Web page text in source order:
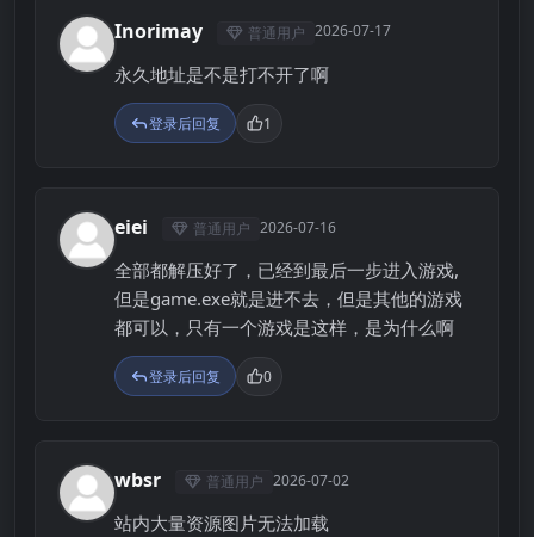
I Inorimay 普通用户 2026-07-17
永久地址是不是打不开了啊
登录后回复 1
E eiei 普通用户 2026-07-16
全部都解压好了，已经到最后一步进入游戏,
但是game.exe就是进不去，但是其他的游戏
都可以，只有一个游戏是这样，是为什么啊
登录后回复 0
W wbsr 普通用户 2026-07-02
站内大量资源图片无法加载